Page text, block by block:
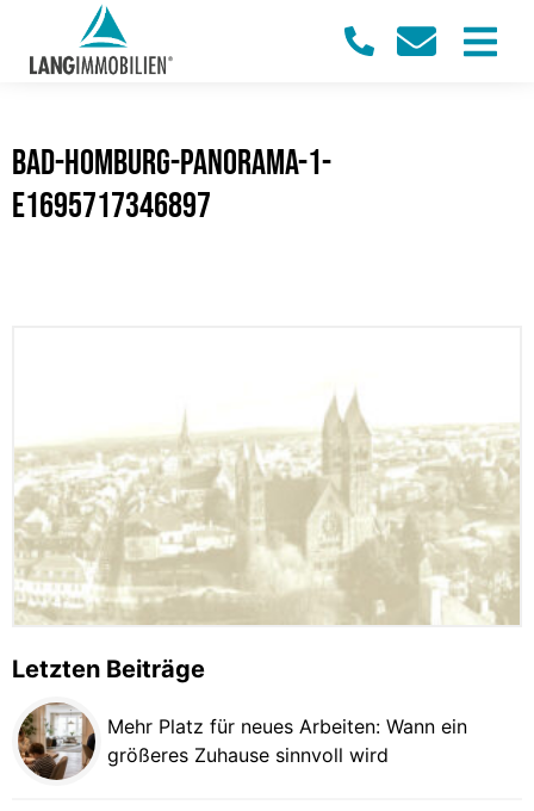
Bad-Homburg-Panorama-1-
e1695717346897
Letzten Beiträge
Mehr Platz für neues Arbeiten: Wann ein
größeres Zuhause sinnvoll wird